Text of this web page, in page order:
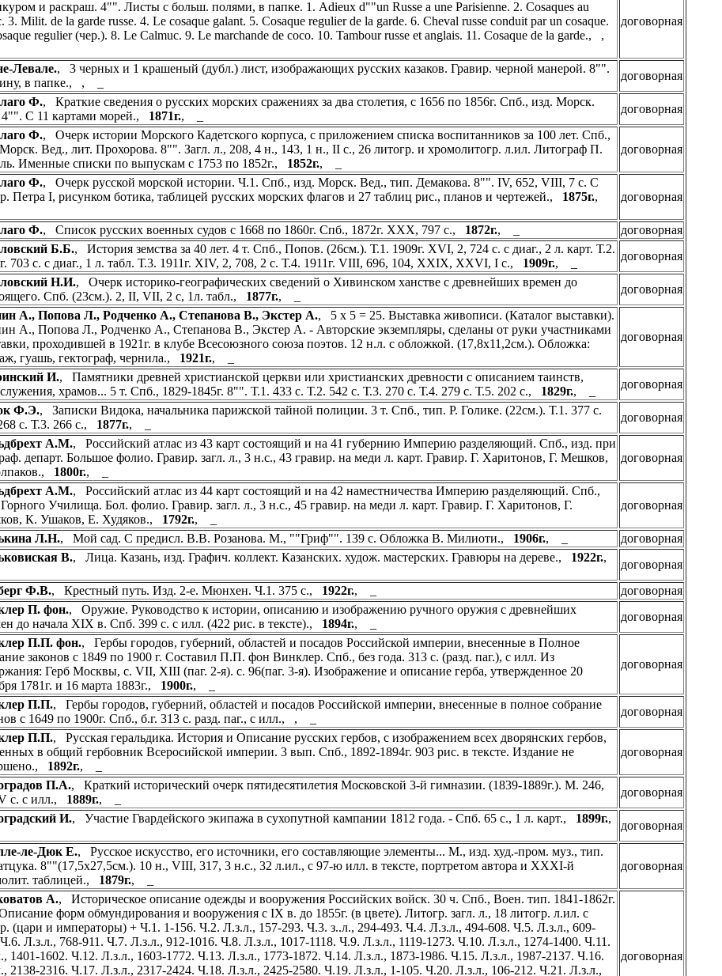
и раскраш. 4"". Листы с больш. полями, в папке. 1. Adieux d""un Russe a une Parisienne. 2. Cosaques au
3. Milit. de la garde russe. 4. Le cosaque galant. 5. Cosaque regulier de la garde. 6. Cheval russe conduit par un cosaque.
regulier (чер.). 8. Le Calmuc. 9. Le marchande de coco. 10. Tambour russe et anglais. 11. Cosaque de la garde., ,
договорная
Левале., 3 черных и 1 крашеный (дубл.) лист, изображающих русских казаков. Гравир. черной манерой. 8"".
в папке., , _
договорная
Ф., Краткие сведения о русских морских сражениях за два столетия, с 1656 по 1856г. Спб., изд. Морск.
С 11 картами морей., 1871г., _
договорная
Ф., Очерк истории Морского Кадетского корпуса, с приложением списка воспитанников за 100 лет. Спб.,
Вед., лит. Прохорова. 8"". Загл. л., 208, 4 н., 143, 1 н., II с., 26 литогр. и хромолитогр. л.ил. Литограф П.
Именные списки по выпускам с 1753 по 1852г., 1852г., _
договорная
Ф., Очерк русской морской истории. Ч.1. Спб., изд. Морск. Вед., тип. Демакова. 8"". IV, 652, VIII, 7 с. С
Петра I, рисунком ботика, таблицей русских морских флагов и 27 таблиц рис., планов и чертежей., 1875г.,
договорная
Ф., Список русских военных судов с 1668 по 1860г. Спб., 1872г. XXX, 797 с., 1872г., _
договорная
Б.Б., История земства за 40 лет. 4 т. Спб., Попов. (26см.). Т.1. 1909г. XVI, 2, 724 с. с диаг., 2 л. карт. Т.2.
703 с. с диаг., 1 л. табл. Т.3. 1911г. XIV, 2, 708, 2 с. Т.4. 1911г. VIII, 696, 104, XXIX, XXVI, I с., 1909г., _
договорная
Н.И., Очерк историко-географических сведений о Хивинском ханстве с древнейших времен до
Спб. (23см.). 2, II, VII, 2 с, 1л. табл., 1877г., _
договорная
А., Попова Л., Родченко А., Степанова В., Экстер А., 5 х 5 = 25. Выставка живописи. (Каталог выставки).
А., Попова Л., Родченко А., Степанова В., Экстер А. - Авторские экземпляры, сделаны от руки участниками
проходившей в 1921г. в клубе Всесоюзного союза поэтов. 12 н.л. с обложкой. (17,8х11,2см.). Обложка:
гуашь, гектограф, чернила., 1921г., _
договорная
И., Памятники древней христианской церкви или христианских древности с описанием таинств,
храмов... 5 т. Спб., 1829-1845г. 8"". Т.1. 433 с. Т.2. 542 с. Т.3. 270 с. Т.4. 279 с. Т.5. 202 с., 1829г., _
договорная
Ф.Э., Записки Видока, начальника парижской тайной полиции. 3 т. Спб., тип. Р. Голике. (22см.). Т.1. 377 с.
с. Т.3. 266 с., 1877г., _
договорная
А.М., Российский атлас из 43 карт состоящий и на 41 губернию Империю разделяющий. Спб., изд. при
департ. Большое фолио. Гравир. загл. л., 3 н.с., 43 гравир. на меди л. карт. Гравир. Г. Харитонов, Г. Мешков,
1800г., _
договорная
А.М., Российский атлас из 44 карт состоящий и на 42 наместничества Империю разделяющий. Спб.,
Училища. Бол. фолио. Гравир. загл. л., 3 н.с., 45 гравир. на меди л. карт. Гравир. Г. Харитонов, Г.
К. Ушаков, Е. Худяков., 1792г., _
договорная
Л.Н., Мой сад. С предисл. В.В. Розанова. М., ""Гриф"". 139 с. Обложка В. Милиоти., 1906г., _
договорная
В., Лица. Казань, изд. Графич. коллект. Казанских. худож. мастерских. Гравюры на дереве., 1922г.,
договорная
Ф.В., Крестный путь. Изд. 2-е. Мюнхен. Ч.1. 375 с., 1922г., _
договорная
П. фон., Оружие. Руководство к истории, описанию и изображению ручного оружия с древнейших
до начала XIX в. Спб. 399 с. с илл. (422 рис. в тексте)., 1894г., _
договорная
П.П. фон., Гербы городов, губерний, областей и посадов Российской империи, внесенные в Полное
законов с 1849 по 1900 г. Составил П.П. фон Винклер. Спб., без года. 313 с. (разд. паг.), с илл. Из
Герб Москвы, с. VII, ХIII (паг. 2-я). с. 96(паг. 3-я). Изображение и описание герба, утвержденное 20
1781г. и 16 марта 1883г., 1900г., _
договорная
П.П., Гербы городов, губерний, областей и посадов Российской империи, внесенные в полное собрание
с 1649 по 1900г. Спб., б.г. 313 с. разд. паг., с илл., , _
договорная
П.П., Русская геральдика. История и Описание русских гербов, с изображением всех дворянских гербов,
в общий гербовник Всеросийской империи. 3 вып. Спб., 1892-1894г. 903 рис. в тексте. Издание не
1892г., _
договорная
П.А., Краткий исторический очерк пятидесятилетия Московской 3-й гимназии. (1839-1889г.). М. 246,
с. с илл., 1889г., _
договорная
И., Участие Гвардейского экипажа в сухопутной кампании 1812 года. - Спб. 65 с., 1 л. карт., 1899г.,
договорная
ле-Дюк Е., Русское искусство, его источники, его составляющие элементы... М., изд. худ.-пром. муз., тип.
8""(17,5х27,5см.). 10 н., VIII, 317, 3 н.с., 32 л.ил., с 97-ю илл. в тексте, портретом автора и XXXI-й
таблицей., 1879г., _
договорная
А., Историческое описание одежды и вооружения Российских войск. 30 ч. Спб., Воен. тип. 1841-1862г.
форм обмундирования и вооружения с IX в. до 1855г. (в цвете). Литогр. загл. л., 18 литогр. л.ил. с
(цари и императоры) + Ч.1. 1-156. Ч.2. Л.з.л., 157-293. Ч.3. з..л., 294-493. Ч.4. Л.з.л., 494-608. Ч.5. Л.з.л., 609-
Л.з.л., 768-911. Ч.7. Л.з.л., 912-1016. Ч.8. Л.з.л., 1017-1118. Ч.9. Л.з.л., 1119-1273. Ч.10. Л.з.л., 1274-1400. Ч.11.
1401-1602. Ч.12. Л.з.л., 1603-1772. Ч.13. Л.з.л., 1773-1872. Ч.14. Л.з.л., 1873-1986. Ч.15. Л.з.л., 1987-2137. Ч.16.
2138-2316. Ч.17. Л.з.л., 2317-2424. Ч.18. Л.з.л., 2425-2580. Ч.19. Л.з.л., 1-105. Ч.20. Л.з.л., 106-212. Ч.21. Л.з.л.,
договорная